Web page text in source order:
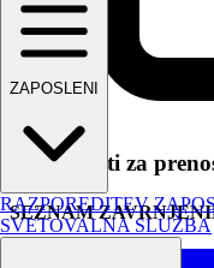
ZAPOSLENI
RAZPOREDITEV
SVETOVALNA SLUŽBA
Dokumenti za
SEZNAM